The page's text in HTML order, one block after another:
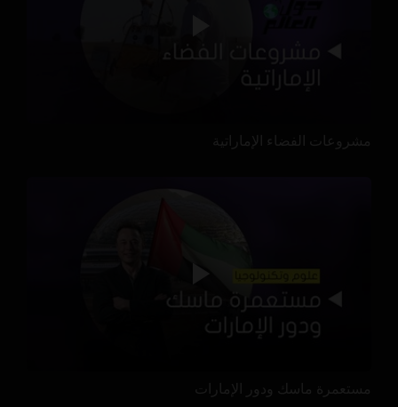
مشروعات الفضاء الإماراتية
مستعمرة ماسك ودور الإمارات